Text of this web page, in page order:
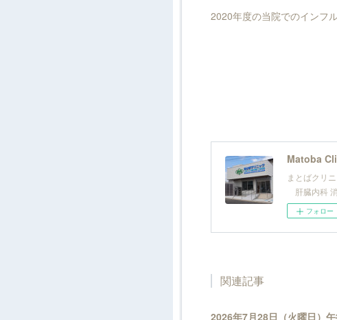
2020年度の当院でのインフ
Matoba
まとばクリ
肝臓内科
フォロー
関連記事
2026年7月28日（火曜日）午